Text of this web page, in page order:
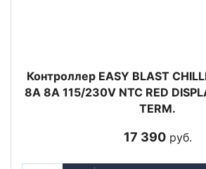
Контроллер EASY BLAST
8A 8A 115/230V NTC RED
TERM.
17 390руб.